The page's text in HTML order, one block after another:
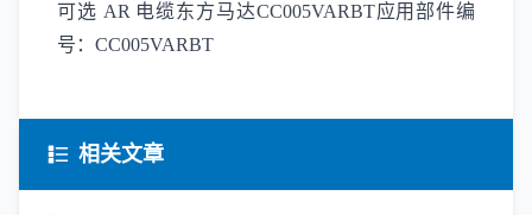
可选 AR 电缆东方马达CC005VARBT应用部件编
号：CC005VARBT
相关文章